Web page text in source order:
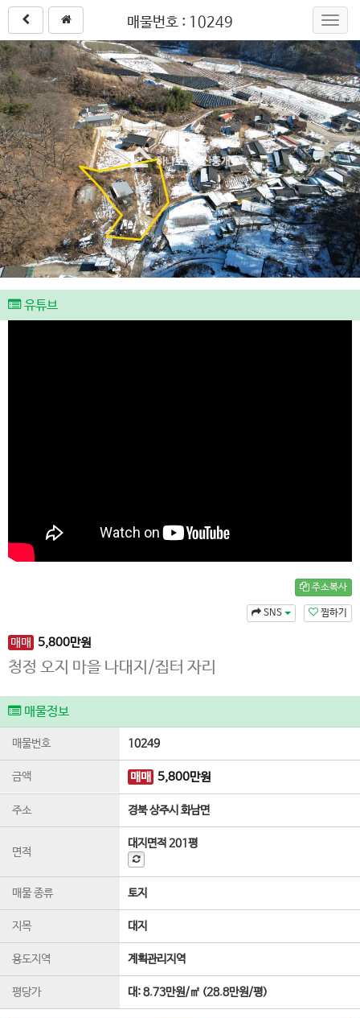
매물번호 : 10249
유튜브
주소복사
찜하기
SNS
매매 5,800만원
청정 오지 마을 나대지/집터 자리
매물정보
매물번호 10249
금액 매매 5,800만원
주소 경북 상주시 화남면
면적
대지면적201평
매물 종류 토지
지목 대지
용도지역 계획관리지역
평당가 대:8.73만원/㎡ (28.8만원/평)